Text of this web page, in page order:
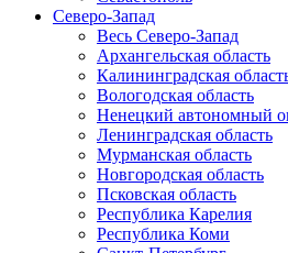
Северо-Запад
Весь Северо-Запад
Архангельская область
Калининградская
Вологодская область
Ненецкий автономный
Ленинградская область
Мурманская область
Новгородская область
Псковская область
Республика Карелия
Республика Коми